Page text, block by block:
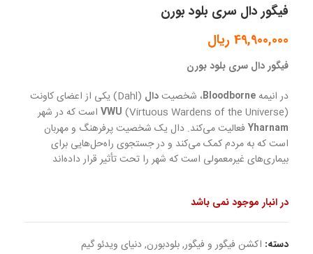
فیگور دال سری بلود بورن
49,900,000 ریال
فیگور دال سری بلود بورن
در انیمهBloodborne، شخصیتدال (Dahl) یکی از اعضای کاونت
VWU (Virtuous Wardens of the Universe) است که در شهر
Yharnam فعالیت می‌کند. دال یک شخصیت پرفرهنگ و مهربان
است که به مردم کمک می‌کند و در جستجوی راه‌حل‌هایی برای
بیماری‌های غیرمعمولی است که شهر را تحت تأثیر قرار داده‌اند
در انبار موجود نمی باشد
دسته: اکشن فیگور و فیگور,بلودبورن,دنیای ویدئو گیم